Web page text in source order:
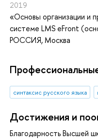
2019
«Основы организации и
системе LMS eFront
РОССИЯ, Москва
синтаксис русского языка
Достижения и
Благодарность Высшей